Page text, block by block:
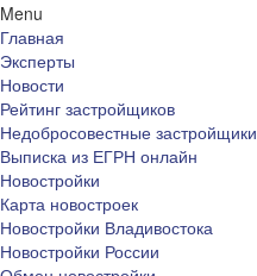
Menu
Главная
Эксперты
Новости
Рейтинг застройщиков
Недобросовестные застройщики
Выписка из ЕГРН онлайн
Новостройки
Карта новостроек
Новостройки Владивостока
Новостройки России